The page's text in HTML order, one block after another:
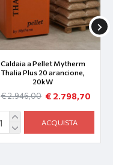
Caldaia a Pellet Mytherm
Thalia Plus 20 arancione,
20kW
€ 2.798,70
€ 2.946,00
ACQUISTA